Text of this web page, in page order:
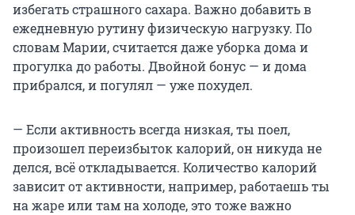
избегать страшного сахара. Важно добавить в
ежедневную рутину физическую нагрузку. По
словам Марии, считается даже уборка дома и
прогулка до работы. Двойной бонус — и дома
прибрался, и погулял — уже похудел.
— Если активность всегда низкая, ты поел,
произошел переизбыток калорий, он никуда не
делся, всё откладывается. Количество калорий
зависит от активности, например, работаешь ты
на жаре или там на холоде, это тоже важно